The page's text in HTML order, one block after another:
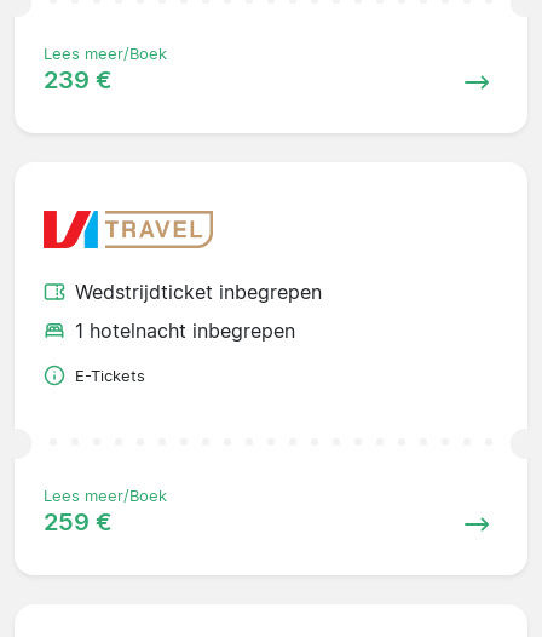
Lees meer/Boek
239 €
Wedstrijdticket inbegrepen
1 hotelnacht inbegrepen
E-Tickets
Lees meer/Boek
259 €